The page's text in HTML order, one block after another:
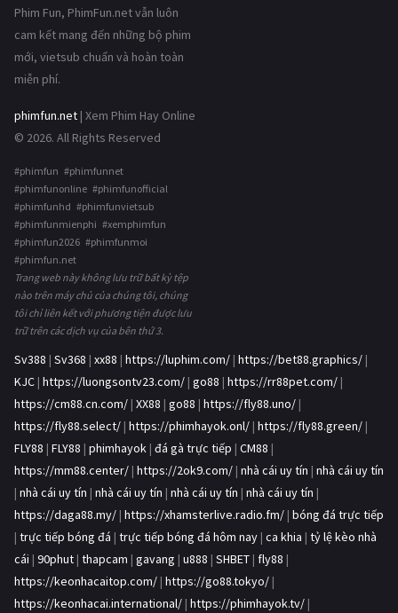
Phim Fun, PhimFun.net vẫn luôn
cam kết mang đến những bộ phim
mới, vietsub chuẩn và hoàn toàn
miễn phí.
phimfun.net | Xem Phim Hay Online
© 2026. All Rights Reserved
#phimfun #phimfunnet
#phimfunonline #phimfunofficial
#phimfunhd #phimfunvietsub
#phimfunmienphi #xemphimfun
#phimfun2026 #phimfunmoi
#phimfun.net
Trang web này không lưu trữ bất kỳ tệp
nào trên máy chủ của chúng tôi, chúng
tôi chỉ liên kết với phương tiện được lưu
trữ trên các dịch vụ của bên thứ 3.
Sv388 | Sv368 | xx88 | https://luphim.com/ | https://bet88.graphics/ |
KJC | https://luongsontv23.com/ | go88 | https://rr88pet.com/ |
https://cm88.cn.com/ | XX88 | go88 | https://fly88.uno/ |
https://fly88.select/ | https://phimhayok.onl/ | https://fly88.green/ |
FLY88 | FLY88 | phimhayok | đá gà trực tiếp | CM88 |
https://mm88.center/ | https://2ok9.com/ | nhà cái uy tín | nhà cái uy tín
| nhà cái uy tín | nhà cái uy tín | nhà cái uy tín | nhà cái uy tín |
https://daga88.my/ | https://xhamsterlive.radio.fm/ | bóng đá trực tiếp
| trực tiếp bóng đá | trực tiếp bóng đá hôm nay | ca khia | tỷ lệ kèo nhà
cái | 90phut | thapcam | gavang | u888 | SHBET | fly88 |
https://keonhacaitop.com/ | https://go88.tokyo/ |
https://keonhacai.international/ | https://phimhayok.tv/ |